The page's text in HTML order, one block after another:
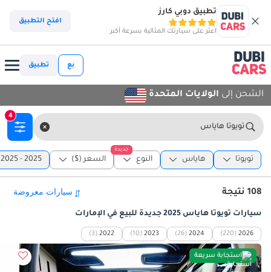
تطبيق دوبي كارز
اعثر على سيارتك المثالية بسرعة أكبر
افتح التطبيق
بع تطبيق
الشحن إلى الولايات المتحدة
تويوتا هاياس
4
تويوتا هاياس
جديدة
النوع السعر ($) 2025 - 2025
108 نتيجة
سيارات تويوتا هاياس 2025 جديدة للبيع في الإمارات
2026
(220)
2024
(26)
2023
(10)
2022
(3)
استجابة سريعة